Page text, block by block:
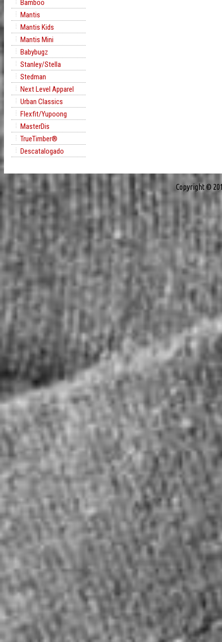
Bamboo
Mantis
Mantis Kids
Mantis Mini
Babybugz
Stanley/Stella
Stedman
Next Level Apparel
Urban Classics
Flexfit/Yupoong
MasterDis
TrueTimber®
Descatalogado
Copyright ©